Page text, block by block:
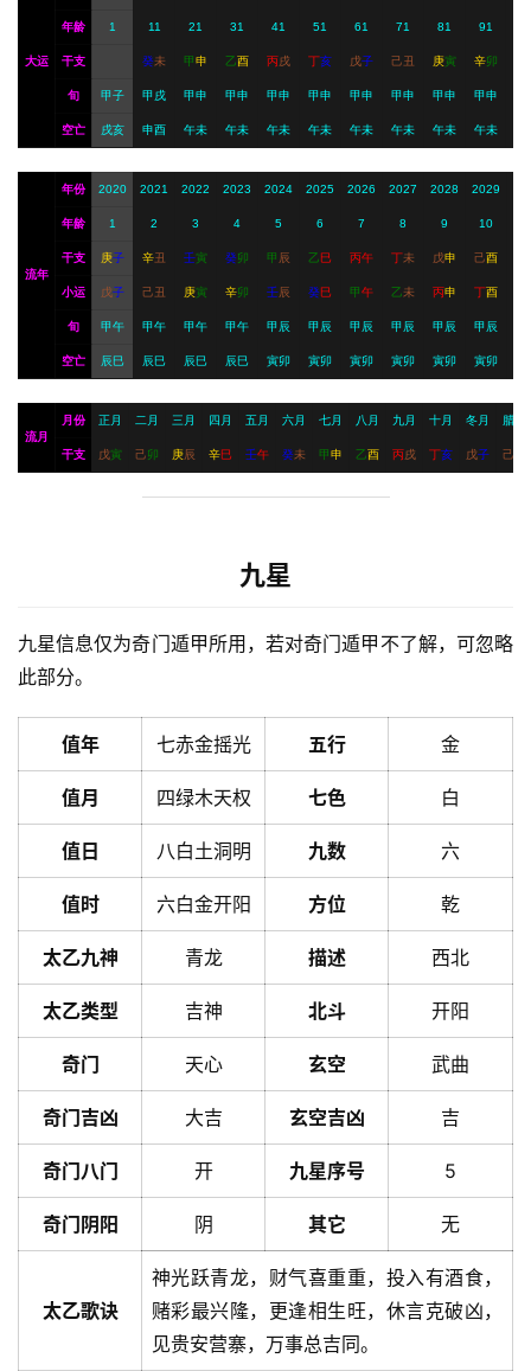
大运
年龄 1 11 21 31 41 51 61 71 81 91
干支 癸未 甲申 乙酉 丙戌 丁亥 戊子 己丑 庚寅 辛卯
旬 甲子 甲戌 甲申 甲申 甲申 甲申 甲申 甲申 甲申 甲申
空亡 戌亥 申酉 午未 午未 午未 午未 午未 午未 午未 午未
流年
年份 2020 2021 2022 2023 2024 2025 2026 2027 2028 2029
年龄 1 2 3 4 5 6 7 8 9 10
干支 庚子 辛丑 壬寅 癸卯 甲 辰 乙巳 丙午 丁未 戊申 己酉
小运 戊子 己丑 庚寅 辛卯 壬辰 癸巳 甲午 乙未 丙申 丁酉
旬 甲午 甲午 甲午 甲午 甲辰 甲辰 甲辰 甲辰 甲辰 甲辰
空亡 辰巳 辰巳 辰巳 辰巳 寅卯 寅卯 寅卯 寅卯 寅卯 寅卯
流月
月份 正月 二月 三月 四月 五月 六月 七月 八月 九月 十月 冬月 腊月
干支 戊寅 己卯 庚辰 辛巳 壬午 癸未 甲申 乙酉 丙戌 丁亥 戊子 己
九星
九星信息仅为奇门遁甲所用，若对奇门遁甲不了解，可忽略
此部分。
值年 七赤金摇光 五行 金
值月 四绿木天权 七色 白
值日 八白土洞明 九数 六
值时 六白金开阳 方位 乾
太乙九神 青龙 描述 西北
太乙类型 吉神 北斗 开阳
奇门 天心 玄空 武曲
奇门吉凶 大吉 玄空吉凶 吉
奇门八门 开 九星序号 5
奇门阴阳 阴 其它 无
太乙歌诀
神光跃青龙，财气喜重重，投入有酒食，
赌彩最兴隆，更逢相生旺，休言克破凶，
见贵安营寨，万事总吉同。